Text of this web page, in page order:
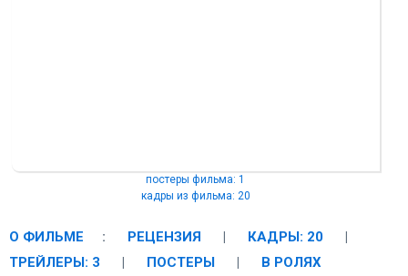
постеры фильма: 1
кадры из фильма: 20
О ФИЛЬМЕ : РЕЦЕНЗИЯ КАДРЫ: 20
ТРЕЙЛЕРЫ: 3
ПОСТЕРЫ В РОЛЯХ